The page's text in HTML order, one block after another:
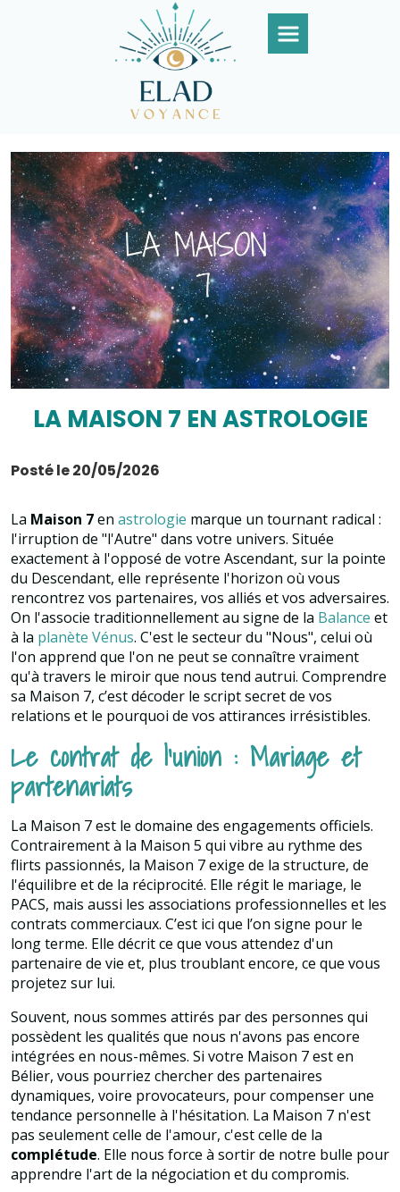
LA MAISON 7 EN ASTROLOGIE
Posté le 20/05/2026
La Maison 7en astrologie marque un tournant radical :
l'irruption de "l'Autre" dans votre univers. Située
exactement à l'opposé de votre Ascendant, sur la pointe
du Descendant, elle représente l'horizon où vous
rencontrez vos partenaires, vos alliés et vos adversaires.
On l'associe traditionnellement au signe de la Balance et
à la planète Vénus. C'est le secteur du "Nous", celui où
l'on apprend que l'on ne peut se connaître vraiment
qu'à travers le miroir que nous tend autrui. Comprendre
sa Maison 7, c’est décoder le script secret de vos
relations et le pourquoi de vos attirances irrésistibles.
Le contrat de l'union : Mariage et
partenariats
La Maison 7 est le domaine des engagements officiels.
Contrairement à la Maison 5 qui vibre au rythme des
flirts passionnés, la Maison 7 exige de la structure, de
l'équilibre et de la réciprocité. Elle régit le mariage, le
PACS, mais aussi les associations professionnelles et les
contrats commerciaux. C’est ici que l’on signe pour le
long terme. Elle décrit ce que vous attendez d'un
partenaire de vie et, plus troublant encore, ce que vous
projetez sur lui.
Souvent, nous sommes attirés par des personnes qui
possèdent les qualités que nous n'avons pas encore
intégrées en nous-mêmes. Si votre Maison 7 est en
Bélier, vous pourriez chercher des partenaires
dynamiques, voire provocateurs, pour compenser une
tendance personnelle à l'hésitation. La Maison 7 n'est
pas seulement celle de l'amour, c'est celle de la
complétude. Elle nous force à sortir de notre bulle pour
apprendre l'art de la négociation et du compromis.
Panneau de gestion des cookies